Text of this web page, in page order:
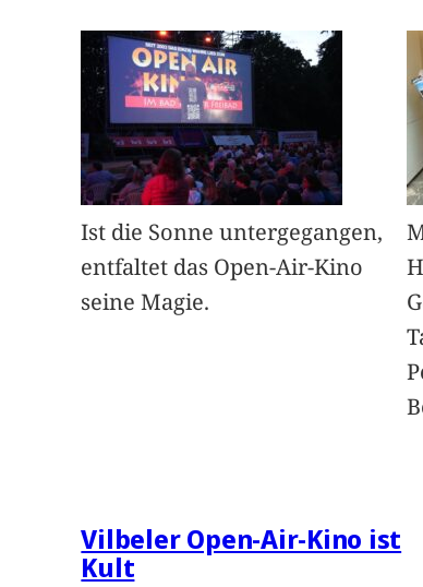
Ist die Sonne untergegangen,
entfaltet das Open-Air-Kino
seine Magie.
Vilbeler Open-Air-Kino ist
Kult